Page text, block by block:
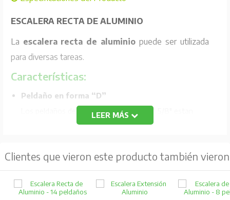
ESCALERA RECTA DE ALUMINIO
La escalera recta de aluminiopuede ser utilizada
para diversas tareas.
Características:
Peldaño en forma “D”
Los peldaños de aluminio templado de 1 5/8" estan
estriados para proporcionar una superficie
los peldaños redondos.
Con superficie de hule antiderrapante
LEER MÁS
Clientes que vieron este producto también vieron